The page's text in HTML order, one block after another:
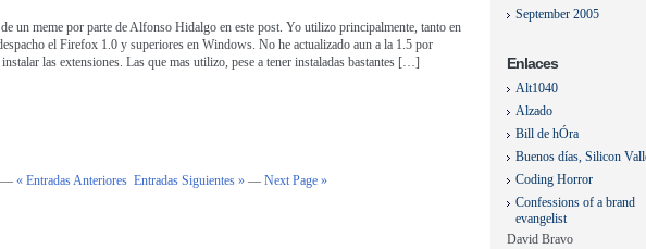
un meme por parte de Alfonso Hidalgo en este post. Yo utilizo principalmente, tanto en
el Firefox 1.0 y superiores en Windows. No he actualizado aun a la 1.5 por
las extensiones. Las que mas utilizo, pese a tener instaladas bastantes […]
— « Entradas Anteriores Entradas Siguientes » — Next Page »
September 2005
Enlaces
Alt1040
Alzado
Bill de hÓra
Buenos días, Silicon
Coding Horror
Confessions of a brand
evangelist
David Bravo